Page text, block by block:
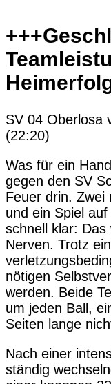
SV 04 Oberlosa
(22:20)
Was für ein
gegen den SV
Feuer drin. Zwei
und ein Spiel
schnell klar:
Nerven. Trotz
nötigen
werden. Beide
um jeden Ball,
Seiten lange
Nach einer
ständig